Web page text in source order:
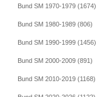
Bund SM 1970-1979 (1674)
Bund SM 1980-1989 (806)
Bund SM 1990-1999 (1456)
Bund SM 2000-2009 (891)
Bund SM 2010-2019 (1168)